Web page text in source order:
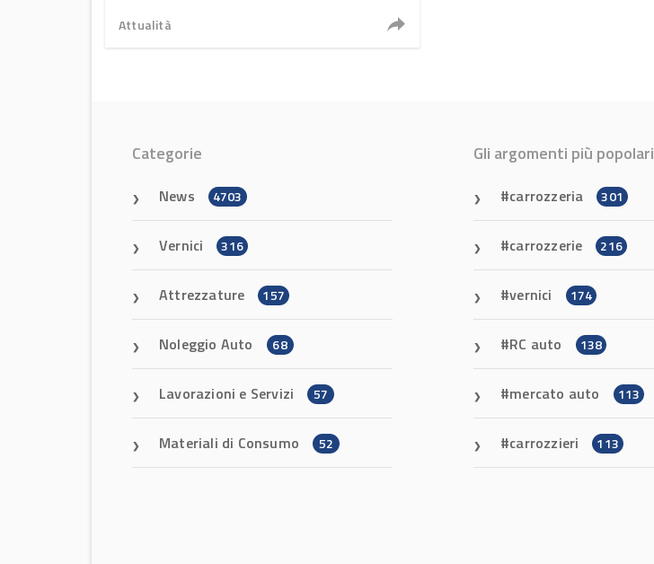
Attualità
Categorie
News 4703
Vernici 316
Attrezzature 157
Noleggio Auto 68
Lavorazioni e Servizi 57
Materiali di Consumo 52
Gli argomenti più popolari
carrozzeria 301
carrozzerie 216
vernici 174
RC auto 138
mercato auto 113
carrozzieri 113